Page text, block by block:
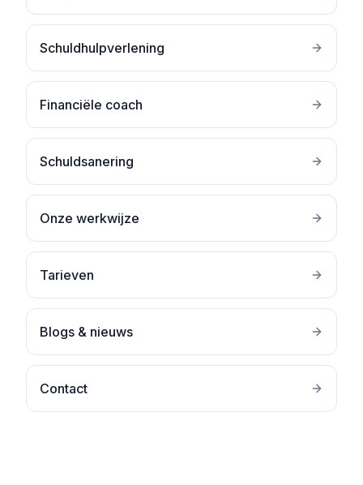
Schuldhulpverlening
Financiële coach
Schuldsanering
Onze werkwijze
Tarieven
Blogs & nieuws
Contact